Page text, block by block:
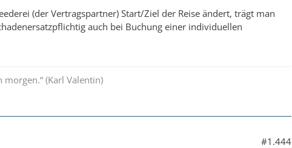
(der Vertragspartner) Start/Ziel der Reise ändert, trägt man
auch bei Buchung einer individuellen
(Karl Valentin)
#1.444